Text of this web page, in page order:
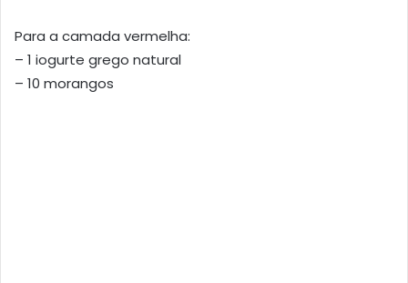
Para a camada vermelha:
– 1 iogurte grego natural
– 10 morangos